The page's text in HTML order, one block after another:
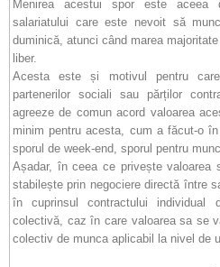
Menirea acestui spor este aceea
salariatului care este nevoit să
duminică, atunci când marea
liber.
Acesta este și motivul pentru
partenerilor sociali sau părților
agreeze de comun acord valoarea
minim pentru acesta, cum a făcut-o
sporul de week-end, sporul pentru
Așadar, în ceea ce privește valoarea
stabilește prin negociere directă între
în cuprinsul contractului individual
colectivă, caz în care valoarea sa se
colectiv de munca aplicabil la nivel de